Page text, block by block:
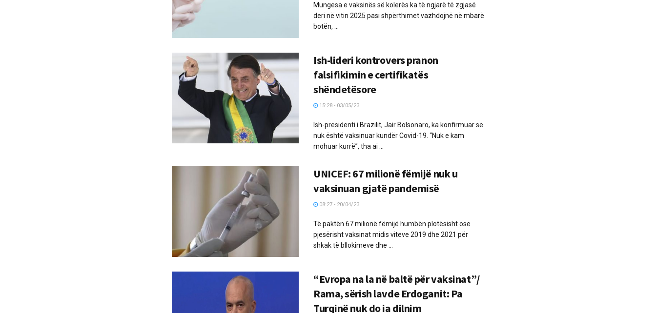
Mungesa e vaksinës së kolerës ka të ngjarë të zgjasë
deri në vitin 2025 pasi shpërthimet vazhdojnë në mbarë
botën, ...
Ish-lideri kontrovers pranon
falsifikimin e certifikatës
shëndetësore
15:28 - 03/05/23
Ish-presidenti i Brazilit, Jair Bolsonaro, ka konfirmuar se
nuk është vaksinuar kundër Covid-19. “Nuk e kam
mohuar kurrë”, tha ai ...
​UNICEF: 67 milionë fëmijë nuk u
vaksinuan gjatë pandemisë
08:27 - 20/04/23
Të paktën 67 milionë fëmijë humbën plotësisht ose
pjesërisht vaksinat midis viteve 2019 dhe 2021 për
shkak të bllokimeve dhe ...
“Evropa na la në baltë për vaksinat”/
Rama, sërish lavde Erdoganit: Pa
Turqinë nuk do ia dilnim